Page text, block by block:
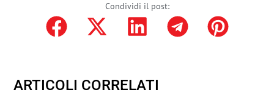
Condividi il post:
ARTICOLI CORRELATI